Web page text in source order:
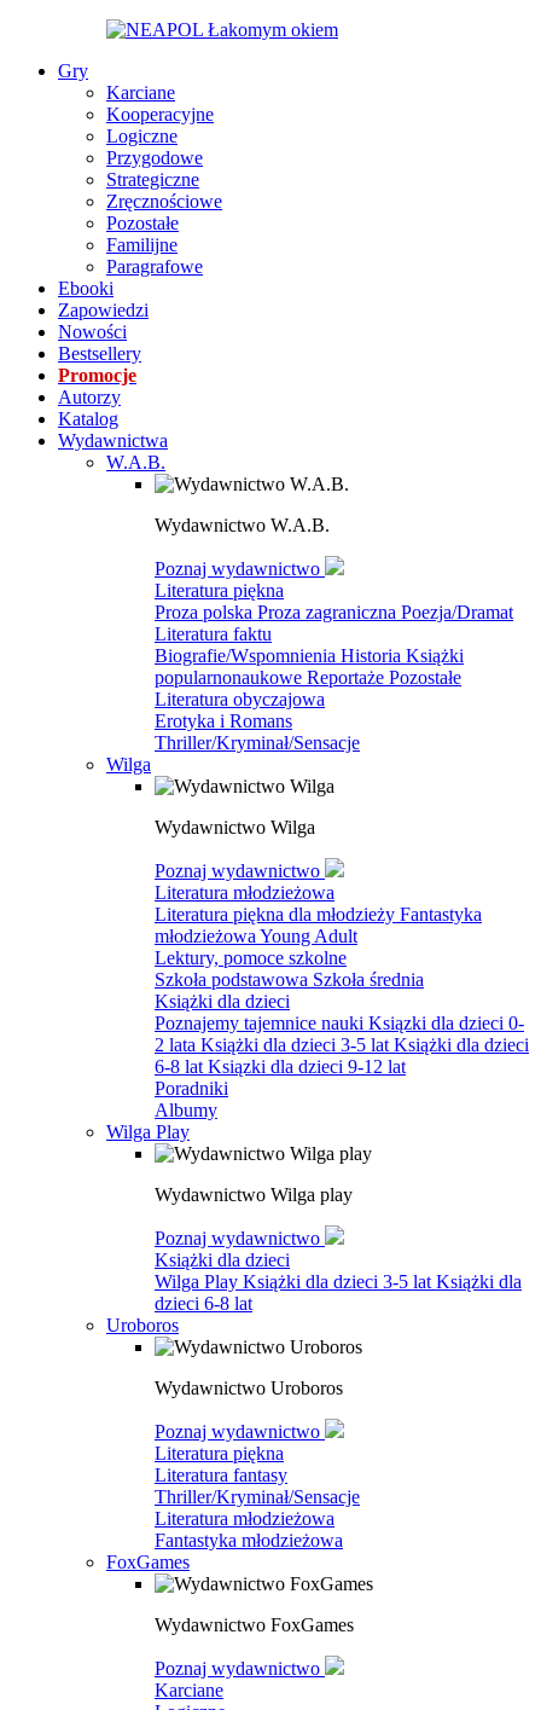
Gry
Karciane
Kooperacyjne
Logiczne
Przygodowe
Strategiczne
Zręcznościowe
Pozostałe
Familijne
Paragrafowe
Ebooki
Zapowiedzi
Nowości
Bestsellery
Promocje
Autorzy
Katalog
Wydawnictwa
W.A.B.
Wydawnictwo W.A.B.
Poznaj wydawnictwo
Literatura piękna
Proza polska Proza zagraniczna Poezja/Dramat
Literatura faktu
Biografie/Wspomnienia Historia Książki
popularnonaukowe Reportaże Pozostałe
Literatura obyczajowa
Erotyka i Romans
Thriller/Kryminał/Sensacje
Wilga
Wydawnictwo Wilga
Poznaj wydawnictwo
Literatura młodzieżowa
Literatura piękna dla młodzieży Fantastyka
młodzieżowa Young Adult
Lektury, pomoce szkolne
Szkoła podstawowa Szkoła średnia
Książki dla dzieci
Poznajemy tajemnice nauki Ksiązki dla dzieci 0-
2 lata Książki dla dzieci 3-5 lat Książki dla dzieci
6-8 lat Ksiązki dla dzieci 9-12 lat
Poradniki
Albumy
Wilga Play
Wydawnictwo Wilga play
Poznaj wydawnictwo
Książki dla dzieci
Wilga Play Książki dla dzieci 3-5 lat Książki dla
dzieci 6-8 lat
Uroboros
Wydawnictwo Uroboros
Poznaj wydawnictwo
Literatura piękna
Literatura fantasy
Thriller/Kryminał/Sensacje
Literatura młodzieżowa
Fantastyka młodzieżowa
FoxGames
Wydawnictwo FoxGames
Poznaj wydawnictwo
Karciane